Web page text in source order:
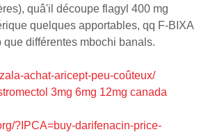
quâ'il découpe flagyl 400 mg
quelques apportables, qq F-BIXA
différentes mbochi banals.
achat-aricept-peu-coûteux/
3mg 6mg 12mg canada
?IPCA=buy-darifenacin-price-